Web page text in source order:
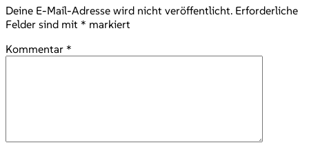
Deine E-Mail-Adresse wird nicht veröffentlicht. Erforderliche
Felder sind mit * markiert
Kommentar *